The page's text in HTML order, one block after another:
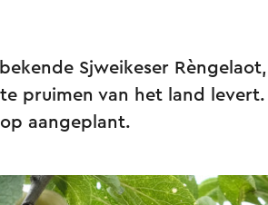
Sjweikeser
pruimen van het land levert.
aangeplant.